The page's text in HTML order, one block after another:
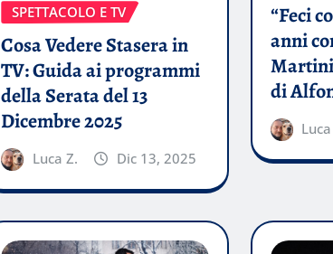
SPETTACOLO E TV
Cosa Vedere Stasera in
TV: Guida ai programmi
della Serata del 13
Dicembre 2025
Luca Z. Dic 13, 2025
“Feci
anni
di